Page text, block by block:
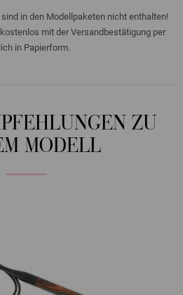
in den Modellpaketen nicht enthalten!
mit der Versandbestätigung per
in Papierform.
ZU
MODELL